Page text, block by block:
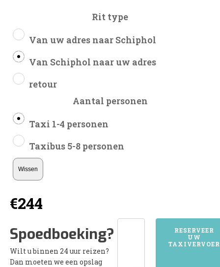
Rit type
Van uw adres naar Schiphol
Van Schiphol naar uw adres
retour
Aantal personen
Taxi 1-4 personen
Taxibus 5-8 personen
Wissen
€244
Spoedboeking?
Wilt u binnen 24 uur reizen?
Dan moeten we een opslag
4482KLOETINGERESERVEER
UW
TAXIVERVOER